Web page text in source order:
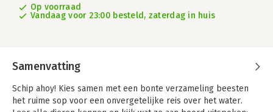
Op voorraad
Vandaag voor 23:00 besteld, zaterdag in huis
Samenvatting
Schip ahoy! Kies samen met een bonte verzameling beesten
het ruime sop voor een onvergetelijke reis over het water.